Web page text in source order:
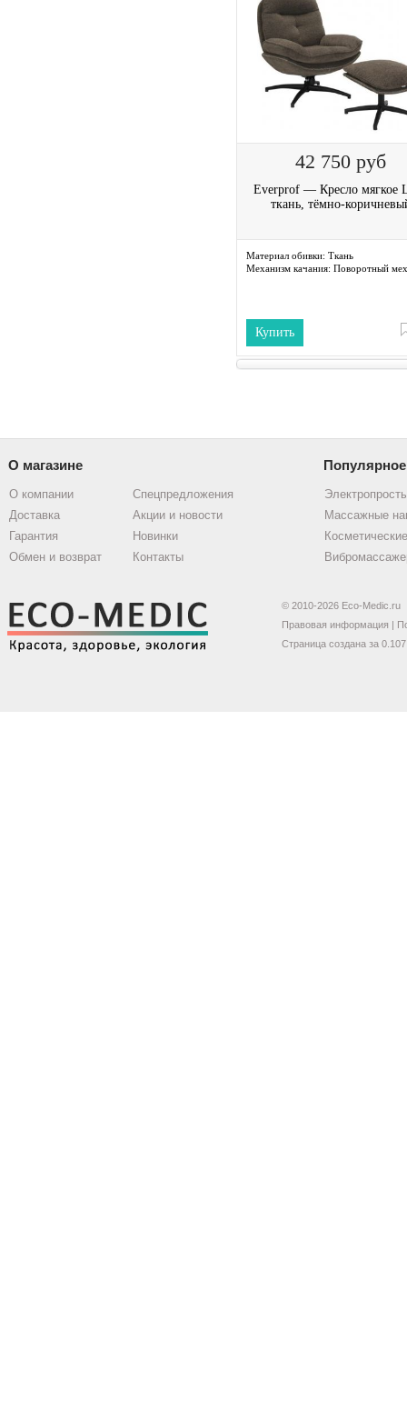
42 750 руб
Everprof — Кресло мягкое
ткань, тёмно-
Материал обивки: Ткань
Механизм качания: Поворотный
Купить
О магазине Популярное
О компании
Доставка
Гарантия
Обмен и возврат
Спецпредложения
Акции и новости
Новинки
Контакты
Массажные
© 2010-2026 Eco-Medic.ru
Правовая информация |
Страница создана за